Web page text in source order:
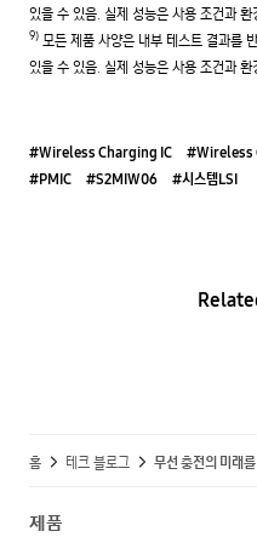
있을 수 있음. 실제 성능은 사용 조건과
9) 모든 제품 사양은 내부 테스트 결과를
있을 수 있음. 실제 성능은 사용 조건과
#Wireless Charging IC #Wireless
#PMIC
#S2MIW06 #시스템LSI
홈 테크 블로그 무선 충전의 미래
제품